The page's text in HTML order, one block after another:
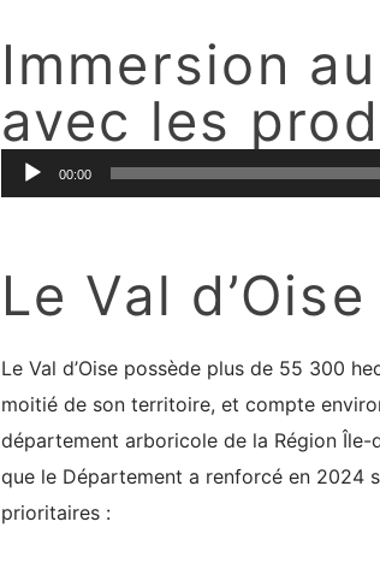
Immersion
avec les
Lecteur
audio
00:00
Le Val
Le Val d’Oise possède plus de 55 300
moitié de son territoire, et compte
département arboricole de la Région Île-
que le Département a renforcé en 2024
prioritaires :